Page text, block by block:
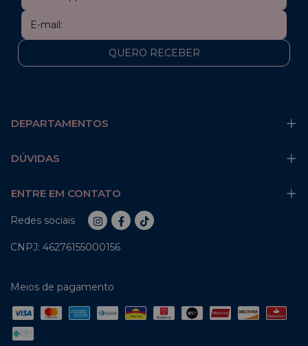
durabilidade e pelo design minimalista, ideal para
harmonizar com qualquer tipo de calçado. A escolha
de tornozeleiras femininas YSY garante acessórios
duráveis e com design atual. FAQ – Dúvidas sobre
para as tornozeleiras? Sim. A YSY oferece o Extensor
tornozeleira feminina. Qual o cuidado ideal para as
contato constante com água do mar ou piscina e
produtos químicos, que podem acelerar a oxidação
da prata 925. As tornozeleiras YSY são ajustáveis? A
extensora para permitir um ajuste seguro e
DEPARTAMENTOS
DÚVIDAS
ENTRE EM CONTATO
Redes sociais
CNPJ: 46276155000156
Meios de pagamento